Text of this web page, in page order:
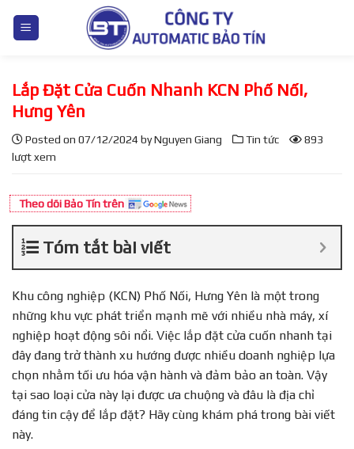
Lắp Đặt Cửa Cuốn Nhanh KCN Phố Nối,
Hưng Yên
Posted on 07/12/2024 byNguyen Giang Tin tức
893
lượt xem
Theo dõi Bảo Tín trên
Tóm tắt bài viết
Khu công nghiệp (KCN) Phố Nối, Hưng Yên là một trong
những khu vực phát triển mạnh mẽ với nhiều nhà máy, xí
nghiệp hoạt động sôi nổi. Việc lắp đặt cửa cuốn nhanh tại
đây đang trở thành xu hướng được nhiều doanh nghiệp lựa
chọn nhằm tối ưu hóa vận hành và đảm bảo an toàn. Vậy
tại sao loại cửa này lại được ưa chuộng và đâu là địa chỉ
đáng tin cậy để lắp đặt? Hãy cùng khám phá trong bài viết
này.